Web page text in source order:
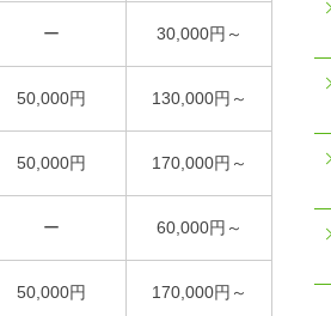
ー 30,000円～
50,000円 130,000円～
50,000円 170,000円～
ー 60,000円～
50,000円 170,000円～